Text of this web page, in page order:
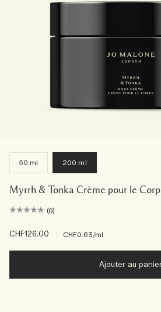
50 ml 200 ml
Myrrh & Tonka Crème pour le
(0)
CHF126.00 CHF0.63/ml
Ajouter au